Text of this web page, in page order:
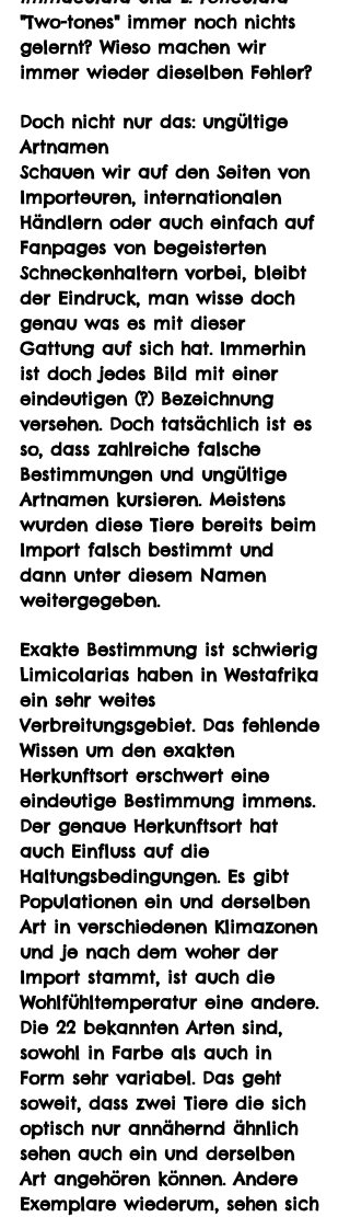
"Two-tones" immer noch nichts
gelernt? Wieso machen wir
immer wieder dieselben Fehler?
Doch nicht nur das: ungültige
Artnamen
Schauen wir auf den Seiten von
Importeuren, internationalen
Händlern oder auch einfach auf
Fanpages von begeisterten
Schneckenhaltern vorbei, bleibt
der Eindruck, man wisse doch
genau was es mit dieser
Gattung auf sich hat. Immerhin
ist doch jedes Bild mit einer
eindeutigen (?) Bezeichnung
versehen. Doch tatsächlich ist es
so, dass zahlreiche falsche
Bestimmungen und ungültige
Artnamen kursieren. Meistens
wurden diese Tiere bereits beim
Import falsch bestimmt und
dann unter diesem Namen
weitergegeben.
Exakte Bestimmung ist schwierig
Limicolarias haben in Westafrika
ein sehr weites
Verbreitungsgebiet. Das fehlende
Wissen um den exakten
Herkunftsort erschwert eine
eindeutige Bestimmung immens.
Der genaue Herkunftsort hat
auch Einfluss auf die
Haltungsbedingungen. Es gibt
Populationen ein und derselben
Art in verschiedenen Klimazonen
und je nach dem woher der
Import stammt, ist auch die
Wohlfühltemperatur eine andere.
Die 22 bekannten Arten sind,
sowohl in Farbe als auch in
Form sehr variabel. Das geht
soweit, dass zwei Tiere die sich
optisch nur annähernd ähnlich
sehen auch ein und derselben
Art angehören können. Andere
Exemplare wiederum, sehen sich